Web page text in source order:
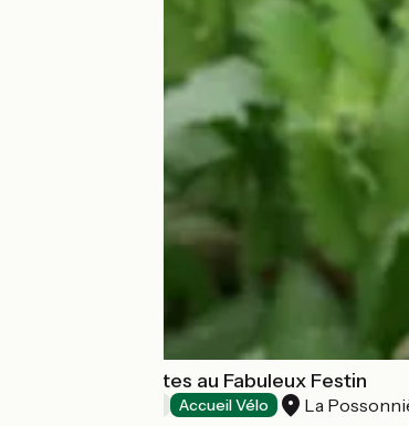
Chambres d'Hôtes au Fabuleux Festin
Accueil Vélo La